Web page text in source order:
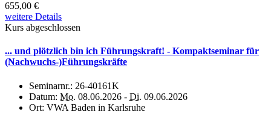
655,00 €
weitere Details
Kurs abgeschlossen
... und plötzlich bin ich Führungskraft! - Kompaktseminar für
(Nachwuchs-)Führungskräfte
Seminarnr.: 26-40161K
Datum: Mo. 08.06.2026 - Di. 09.06.2026
Ort: VWA Baden in Karlsruhe